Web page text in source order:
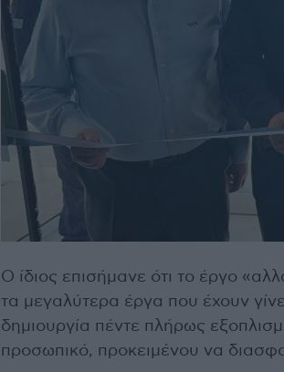
Ο ίδιος επισήμανε ότι το έργο
τα μεγαλύτερα έργα που έχουν
δημιουργία πέντε πλήρως
προσωπικό, προκειμένου να